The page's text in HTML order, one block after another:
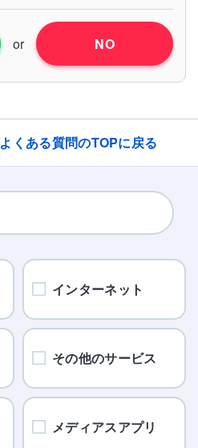
or NO
よくある質問のTOPに戻る
インターネット
その他のサービス
メディアスアプリ